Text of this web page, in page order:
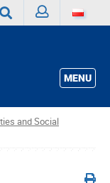
MENU
and Social